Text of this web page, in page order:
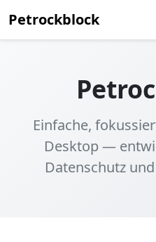
Petrockblock
Einfache,
Desktop —
Datenschutz